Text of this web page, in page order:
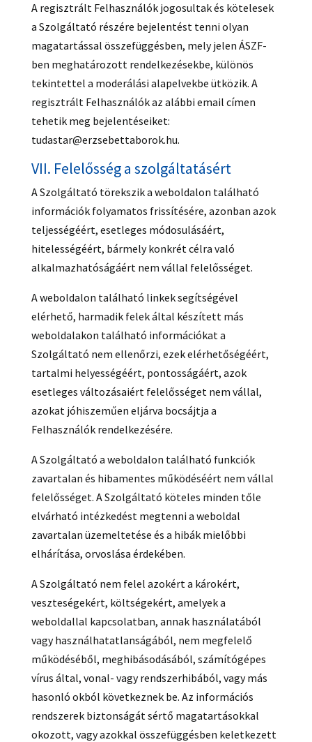
A regisztrált Felhasználók jogosultak és kötelesek
a Szolgáltató részére bejelentést tenni olyan
magatartással összefüggésben, mely jelen ÁSZF-
ben meghatározott rendelkezésekbe, különös
tekintettel a moderálási alapelvekbe ütközik. A
regisztrált Felhasználók az alábbi email címen
tehetik meg bejelentéseiket:
tudastar@erzsebettaborok.hu.
VII. Felelősség a szolgáltatásért
A Szolgáltató törekszik a weboldalon található
információk folyamatos frissítésére, azonban azok
teljességéért, esetleges módosulásáért,
hitelességéért, bármely konkrét célra való
alkalmazhatóságáért nem vállal felelősséget.
A weboldalon található linkek segítségével
elérhető, harmadik felek által készített más
weboldalakon található információkat a
Szolgáltató nem ellenőrzi, ezek elérhetőségéért,
tartalmi helyességéért, pontosságáért, azok
esetleges változásaiért felelősséget nem vállal,
azokat jóhiszeműen eljárva bocsájtja a
Felhasználók rendelkezésére.
A Szolgáltató a weboldalon található funkciók
zavartalan és hibamentes működéséért nem vállal
felelősséget. A Szolgáltató köteles minden tőle
elvárható intézkedést megtenni a weboldal
zavartalan üzemeltetése és a hibák mielőbbi
elhárítása, orvoslása érdekében.
A Szolgáltató nem felel azokért a károkért,
veszteségekért, költségekért, amelyek a
weboldallal kapcsolatban, annak használatából
vagy használhatatlanságából, nem megfelelő
működéséből, meghibásodásából, számítógépes
vírus által, vonal- vagy rendszerhibából, vagy más
hasonló okból következnek be. Az információs
rendszerek biztonságát sértő magatartásokkal
okozott, vagy azokkal összefüggésben keletkezett